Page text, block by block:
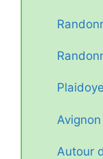
Autour